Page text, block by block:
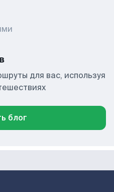
для вас, используя
блог